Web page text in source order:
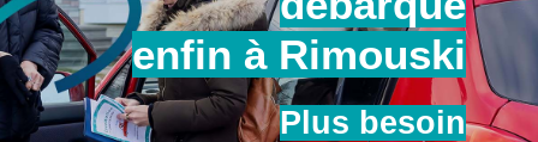
enfin à Rimouski
Plus besoin